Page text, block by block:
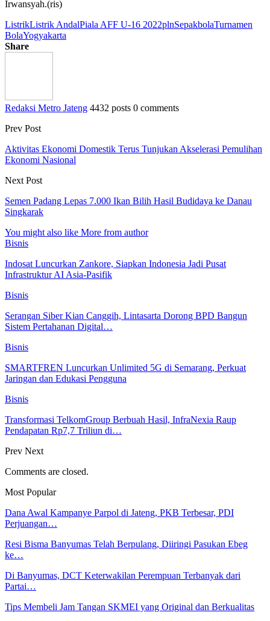
Irwansyah.(ris)
ListrikListrik AndalPiala AFF U-16 2022plnSepakbolaTurnamen
BolaYogyakarta
Share
Redaksi Metro Jateng 4432 posts 0 comments
Prev Post
Aktivitas Ekonomi Domestik Terus Tunjukan Akselerasi Pemulihan
Ekonomi Nasional
Next Post
Semen Padang Lepas 7.000 Ikan Bilih Hasil Budidaya ke Danau
Singkarak
You might also like More from author
Bisnis
Indosat Luncurkan Zankore, Siapkan Indonesia Jadi Pusat
Infrastruktur AI Asia-Pasifik
Bisnis
Serangan Siber Kian Canggih, Lintasarta Dorong BPD Bangun
Sistem Pertahanan Digital…
Bisnis
SMARTFREN Luncurkan Unlimited 5G di Semarang, Perkuat
Jaringan dan Edukasi Pengguna
Bisnis
Transformasi TelkomGroup Berbuah Hasil, InfraNexia Raup
Pendapatan Rp7,7 Triliun di…
Prev Next
Comments are closed.
Most Popular
Dana Awal Kampanye Parpol di Jateng, PKB Terbesar, PDI
Perjuangan…
Resi Bisma Banyumas Telah Berpulang, Diiringi Pasukan Ebeg
ke…
Di Banyumas, DCT Keterwakilan Perempuan Terbanyak dari
Partai…
Tips Membeli Jam Tangan SKMEI yang Original dan Berkualitas